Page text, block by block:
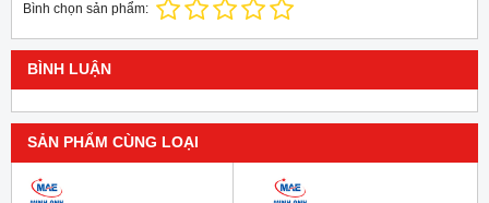
Bình chọn sản phẩm:
BÌNH LUẬN
SẢN PHẨM CÙNG LOẠI